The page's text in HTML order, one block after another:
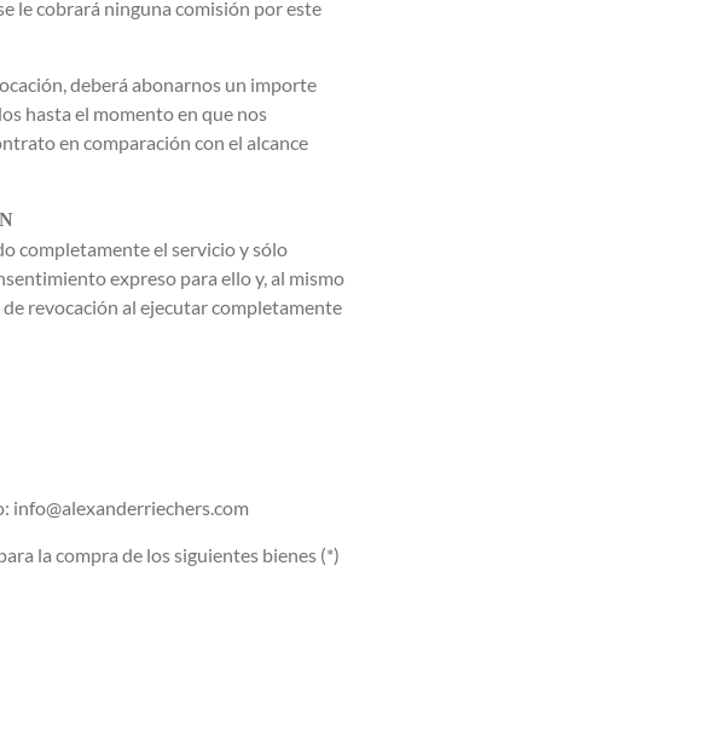
le cobrará ninguna comisión por este
deberá abonarnos un importe
hasta el momento en que nos
en comparación con el alcance
completamente el servicio y sólo
expreso para ello y, al mismo
revocación al ejecutar completamente
info@alexanderriechers.com
la compra de los siguientes bienes (*)